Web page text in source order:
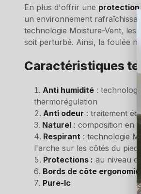
En plus d'offrir une protection
un environnement
technologie Moisture-Vent, les
soit perturbé. Ainsi, la foulée
Caractéristiques
Anti humidité :
thermorégulation
Anti odeur : traitement
Naturel : composition en
Respirant : technologie
l'arche sur les côtés du pied
Protections : au niveau
Bords de côte
Pure-Ic